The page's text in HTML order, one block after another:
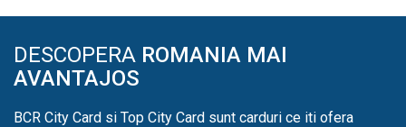
DESCOPERA ROMANIA MAI
AVANTAJOS
BCR City Card si Top City Card sunt carduri ce iti ofera